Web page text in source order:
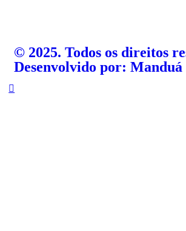
©️ 2025. Todos os direitos
Desenvolvido por: Manduá